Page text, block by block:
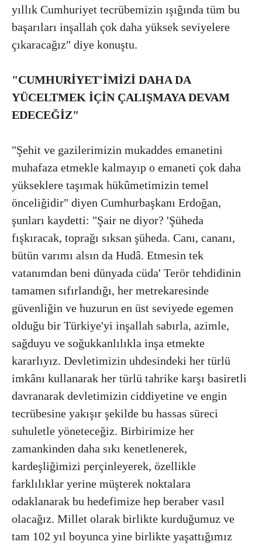
yıllık Cumhuriyet tecrübemizin ışığında tüm bu
başarıları inşallah çok daha yüksek seviyelere
çıkaracağız" diye konuştu.
"CUMHURİYET'İMİZİ DAHA DA
YÜCELTMEK İÇİN ÇALIŞMAYA DEVAM
EDECEĞİZ"
"Şehit ve gazilerimizin mukaddes emanetini
muhafaza etmekle kalmayıp o emaneti çok daha
yükseklere taşımak hükûmetimizin temel
önceliğidir" diyen Cumhurbaşkanı Erdoğan,
şunları kaydetti: "Şair ne diyor? 'Şüheda
fışkıracak, toprağı sıksan şüheda. Canı, cananı,
bütün varımı alsın da Hudâ. Etmesin tek
vatanımdan beni dünyada cüda' Terör tehdidinin
tamamen sıfırlandığı, her metrekaresinde
güvenliğin ve huzurun en üst seviyede egemen
olduğu bir Türkiye'yi inşallah sabırla, azimle,
sağduyu ve soğukkanlılıkla inşa etmekte
kararlıyız. Devletimizin uhdesindeki her türlü
imkânı kullanarak her türlü tahrike karşı basiretli
davranarak devletimizin ciddiyetine ve engin
tecrübesine yakışır şekilde bu hassas süreci
suhuletle yöneteceğiz. Birbirimize her
zamankinden daha sıkı kenetlenerek,
kardeşliğimizi perçinleyerek, özellikle
farklılıklar yerine müşterek noktalara
odaklanarak bu hedefimize hep beraber vasıl
olacağız. Millet olarak birlikte kurduğumuz ve
tam 102 yıl boyunca yine birlikte yaşattığımız